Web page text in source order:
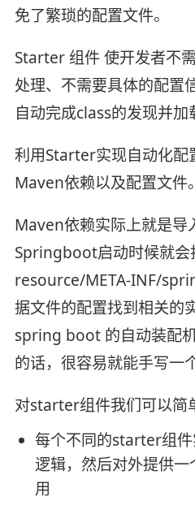
免了繁琐的配置文件。
Starter 组件 使开发者不
处理、不需要具体的配
自动完成class的发现并加
利用Starter实现自动化配
Maven依赖以及配置文件。
Maven依赖实际上就是导
Springboot启动时候就会
resource/META-INF/
据文件的配置找到相关的
spring boot 的自动装配
的话，很容易就能手写一
对starter组件我们可以简
每个不同的starter组
逻辑，然后对外提供
用